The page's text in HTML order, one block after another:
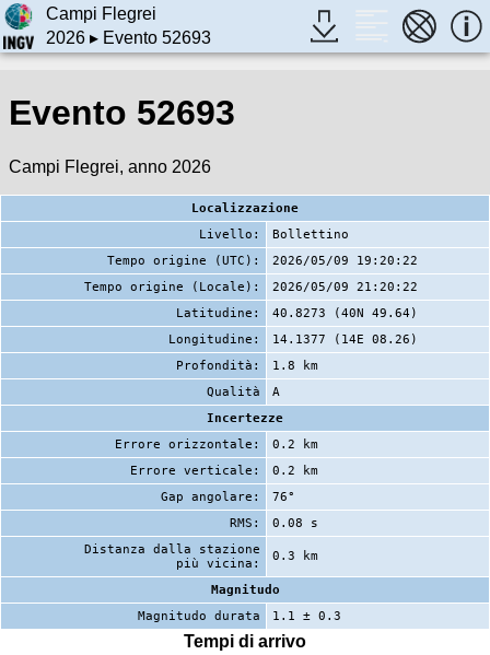
Campi Flegrei
2026▸ Evento 52693
Evento 52693
Campi Flegrei, anno 2026
Localizzazione
Livello:
Bollettino
Tempo origine (UTC):
2026/05/09 19:20:22
Tempo origine (Locale):
2026/05/09 21:20:22
Latitudine:
40.8273 (40N 49.64)
Longitudine:
14.1377 (14E 08.26)
Profondità:
1.8 km
Qualità
A
Incertezze
Errore orizzontale:
0.2 km
Errore verticale:
0.2 km
Gap angolare:
76°
RMS:
0.08 s
Distanza dalla stazione
più vicina:
0.3 km
Magnitudo
Magnitudo durata
1.1 ± 0.3
Tempi di arrivo